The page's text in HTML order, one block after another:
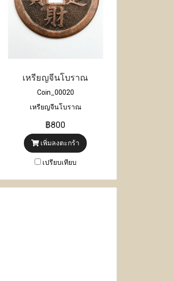
เหรียญจีนโบราณ
Coin_00020
เหรียญจีนโบราณ
฿800
เพิ่มลงตะกร้า
เปรียบเทียบ